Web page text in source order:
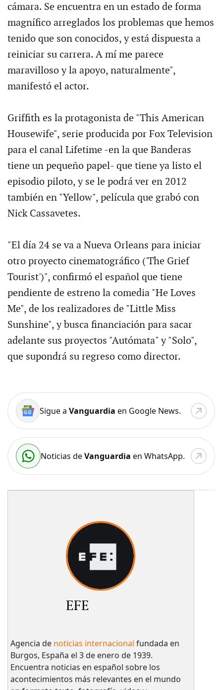
cámara. Se encuentra en un estado de forma
magnífico arreglados los problemas que hemos
tenido que son conocidos, y está dispuesta a
reiniciar su carrera. A mí me parece
maravilloso y la apoyo, naturalmente",
manifestó el actor.
Griffith es la protagonista de "This American
Housewife", serie producida por Fox Television
para el canal Lifetime -en la que Banderas
tiene un pequeño papel- que tiene ya listo el
episodio piloto, y se le podrá ver en 2012
también en "Yellow", película que grabó con
Nick Cassavetes.
"El día 24 se va a Nueva Orleans para iniciar
otro proyecto cinematográfico ('The Grief
Tourist')", confirmó el español que tiene
pendiente de estreno la comedia "He Loves
Me", de los realizadores de "Little Miss
Sunshine", y busca financiación para sacar
adelante sus proyectos "Autómata" y "Solo",
que supondrá su regreso como director.
Sigue a Vanguardia en Google News.
Noticias deVanguardia en WhatsApp.
EFE
Agencia de noticias internacional fundada en
Burgos, España el 3 de enero de 1939.
Encuentra noticias en español sobre los
acontecimientos más relevantes en el mundo